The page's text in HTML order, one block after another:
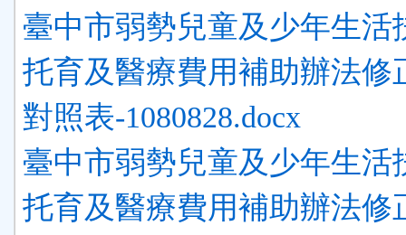
臺中市弱勢兒童及少年生活
托育及醫療費用補助辦法修
對照表-1080828.docx
臺中市弱勢兒童及少年生活
托育及醫療費用補助辦法修